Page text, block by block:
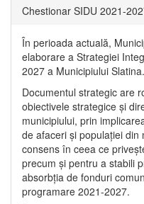
Chestionar SIDU 2021-
În perioada actuală,
elaborare a Strategiei
2027 a Municipiului Slatina.
Documentul strategic are
obiectivele strategice și
municipiului, prin
de afaceri și populației
consens în ceea ce
precum și pentru a stabili
absorbția de fonduri
programare 2021-2027.